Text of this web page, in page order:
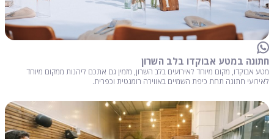
חתונה במטע אבוקדו בלב השרון
מטע אבוקדו, מקום מיוחד לאירועים בלב השרון, מזמין גם אתכם ליהנות ממקום מיוחד
לאירועי חתונה תחת כיפת השמיים באווירה רומנטית וכפרית.